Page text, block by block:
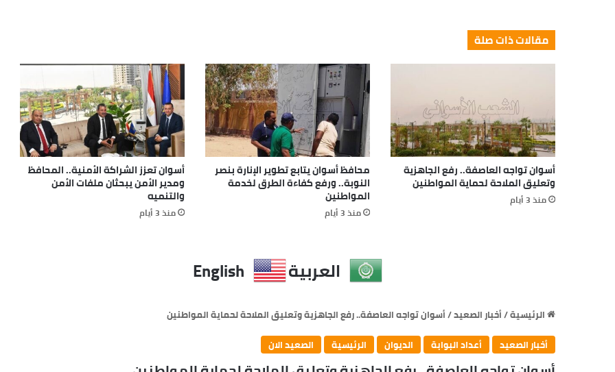
مقالات ذات صلة
أسوان تواجه العاصفة.. رفع الجاهزية
وتعليق الملاحة لحماية المواطنين
منذ 3 أيام
محافظ أسوان يتابع تطوير الإنارة بنصر
النوبة.. ورفع كفاءة الطرق لخدمة
المواطنين
منذ 3 أيام
أسوان تعزز الشراكة الأمنية.. المحافظ
ومدير الأمن يبحثان ملفات الأمن
والتنميه
منذ 3 أيام